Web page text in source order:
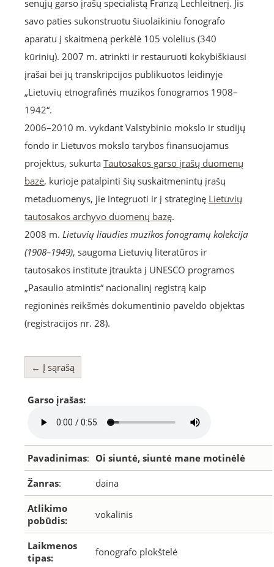
senųjų garso įrašų specialistą Franzą Lechleitnerį. Jis
savo paties sukonstruotu šiuolaikiniu fonografo
aparatu į skaitmeną perkėlė 105 volelius (340
kūrinių). 2007 m. atrinkti ir restauruoti kokybiškiausi
įrašai bei jų transkripcijos publikuotos leidinyje
„Lietuvių etnografinės muzikos fonogramos 1908–
1942“.
2006–2010 m. vykdant Valstybinio mokslo ir studijų
fondo ir Lietuvos mokslo tarybos finansuojamus
projektus, sukurta Tautosakos garso įrašų duomenų
bazė, kurioje patalpinti šių suskaitmenintų įrašų
metaduomenys, jie integruoti ir į strateginę Lietuvių
tautosakos archyvo duomenų bazę.
2008 m. Lietuvių liaudies muzikos fonogramų kolekcija
(1908–1949), saugoma Lietuvių literatūros ir
tautosakos institute įtraukta į UNESCO programos
„Pasaulio atmintis“ nacionalinį registrą kaip
regioninės reikšmės dokumentinio paveldo objektas
(registracijos nr. 28).
← Į sąrašą
Garso įrašas:
Pavadinimas: Oi siuntė, siuntė mane motinėlė
Žanras: daina
Atlikimo
pobūdis:
vokalinis
Laikmenos
tipas:
fonografo plokštelė